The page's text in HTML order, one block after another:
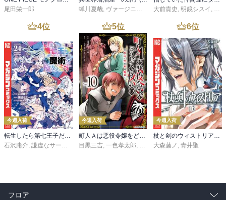
尾田栄一郎
蝉川夏哉, ヴァージニア二等兵 ,転
大前貴史 , 明鏡シスイ , ｔ
4位
今週入荷
転生したら第七王子だったので、気ままに魔術を極めます（２４）
石沢庸介, 謙虚なサークル メル。
5位
今週入荷
町人Ａは悪役令嬢をどうしても救いたい ～どぶと空と氷の姫君～１０【電子書店共通特典イラスト付】
目黒三吉, 一色孝太郎, Parum
6位
今週入荷
杖と剣のウィストリア（１６）
大森藤ノ , 青井聖
フロア